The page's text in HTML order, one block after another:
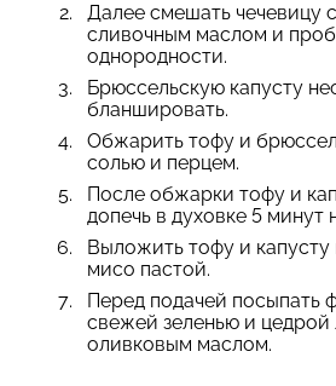
Далее смешать чечевицу
сливочным маслом и
однородности.
Брюссельскую капусту
бланшировать.
Обжарить тофу и
солью и перцем.
После обжарки тофу и
допечь в духовке 5 минут
Выложить тофу и капусту
мисо пастой.
Перед подачей посыпать
свежей зеленью и
оливковым маслом.